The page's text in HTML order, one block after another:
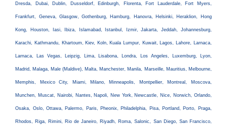
Dresda, Dubai, Dublin, Dusseldorf, Edinburgh, Florenta, Fort Lauderdale, Fort Myers,
Frankfurt, Geneva, Glasgow, Gothenburg, Hamburg, Hanovra, Helsinki, Heraklion, Hong
Kong, Houston, Iasi, Ibiza, Islamabad, Istanbul, Izmir, Jakarta, Jeddah, Johannesburg,
Karachi, Kathmandu, Khartoum, Kiev, Koln, Kuala Lumpur, Kuwait, Lagos, Lahore, Larnaca,
Larnaca, Las Vegas, Leipzig, Lima, Lisabona, Londra, Los Angeles, Luxemburg, Lyon,
Madrid, Malaga, Male (Maldive), Malta, Manchester, Manila, Marseille, Mauritius, Melbourne,
Memphis, Mexico City, Miami, Milano, Minneapolis, Montpellier, Montreal, Moscova,
Munchen, Muscat, Nairobi, Nantes, Napoli, New York, Newcastle, Nice, Norwich, Orlando,
Osaka, Oslo, Ottawa, Palermo, Paris, Pheonix, Philadelphia, Pisa, Portland, Porto, Praga,
Rhodos, Riga, Rimini, Rio de Janeiro, Riyadh, Roma, Salonic, San Diego, San Francisco,